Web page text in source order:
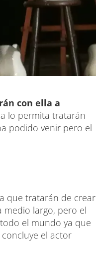
con ella a
lo permita tratarán
podido venir pero el
que tratarán de crear
medio largo, pero el
el mundo ya que
el actor